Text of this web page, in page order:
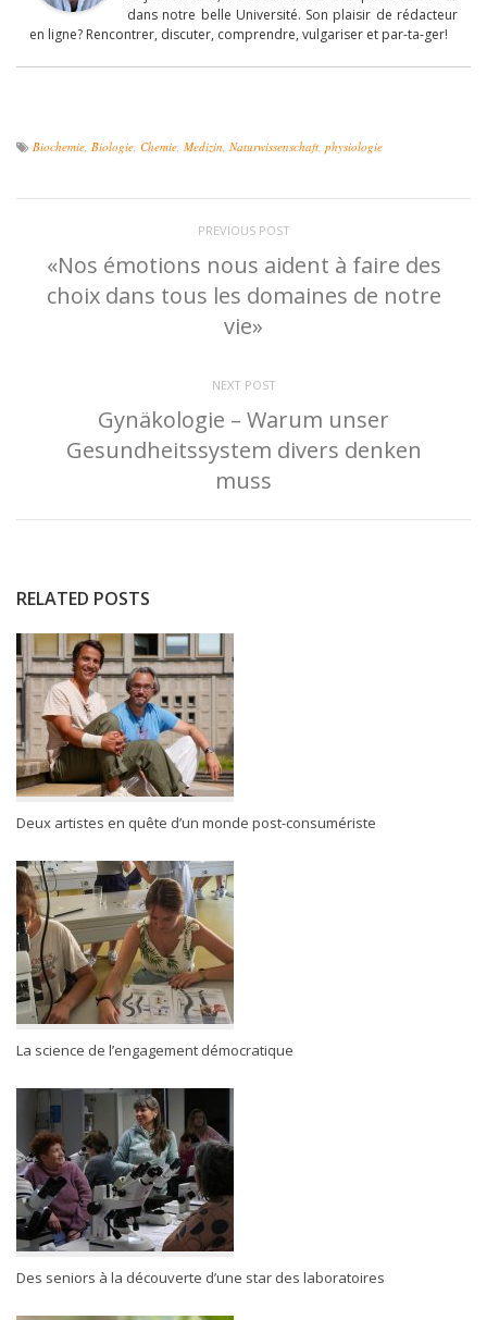
dans notre belle Université. Son plaisir de rédacteur
en ligne? Rencontrer, discuter, comprendre, vulgariser et par-ta-ger!
Biochemie Biologie Chemie Medizin Naturwissenschaft physiologie
PREVIOUS POST
«Nos émotions nous aident à faire des
choix dans tous les domaines de notre
vie»
NEXT POST
Gynäkologie – Warum unser
Gesundheitssystem divers denken
muss
RELATED POSTS
Deux artistes en quête d’un monde post-consumériste
La science de l’engagement démocratique
Des seniors à la découverte d’une star des laboratoires